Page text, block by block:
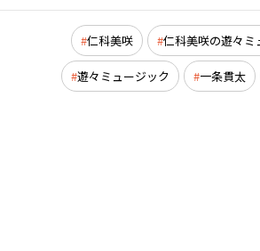
仁科美咲 仁科美咲の遊々ミ
遊々ミュージック 一条貫太